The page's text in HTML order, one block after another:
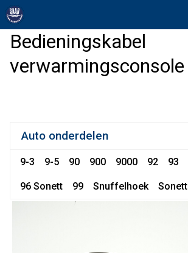
Bedieningskabel
verwarmingsconsole
Auto onderdelen
9-3 9-5 90 900 9000 92 93
96 Sonett 99 Snuffelhoek Sonett